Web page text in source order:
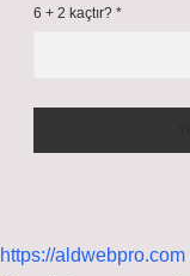
6 + 2 kaçtır? *
https://aldwebpro.com